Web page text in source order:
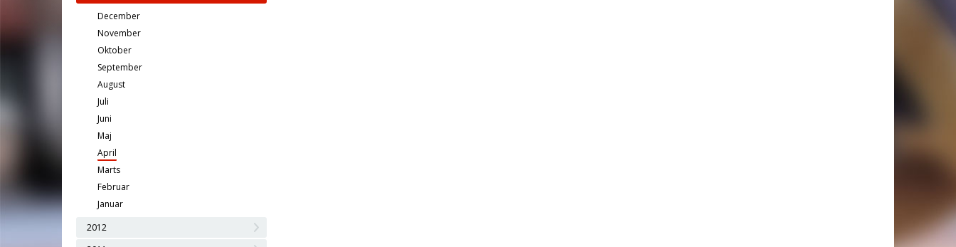
December
November
Oktober
September
August
Juli
Juni
Maj
April
Marts
Februar
Januar
2012